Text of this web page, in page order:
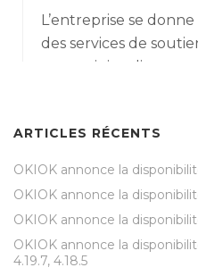
L’entreprise se
des services de
pour mini-ordinateurs.
ARTICLES RÉCENTS
OKIOK annonce la
OKIOK annonce la
OKIOK annonce la
OKIOK annonce la
4.19.7, 4.18.5